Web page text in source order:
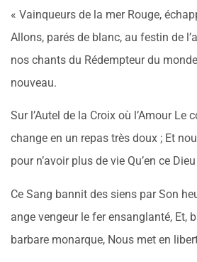
« Vainqueurs de la mer Rouge,
Allons, parés de blanc, au festin de
nos chants du Rédempteur du
nouveau.
Sur l’Autel de la Croix où l’Amour Le
change en un repas très doux ; Et
pour n’avoir plus de vie Qu’en ce
Ce Sang bannit des siens par Son
ange vengeur le fer ensanglanté, Et,
barbare monarque, Nous met en